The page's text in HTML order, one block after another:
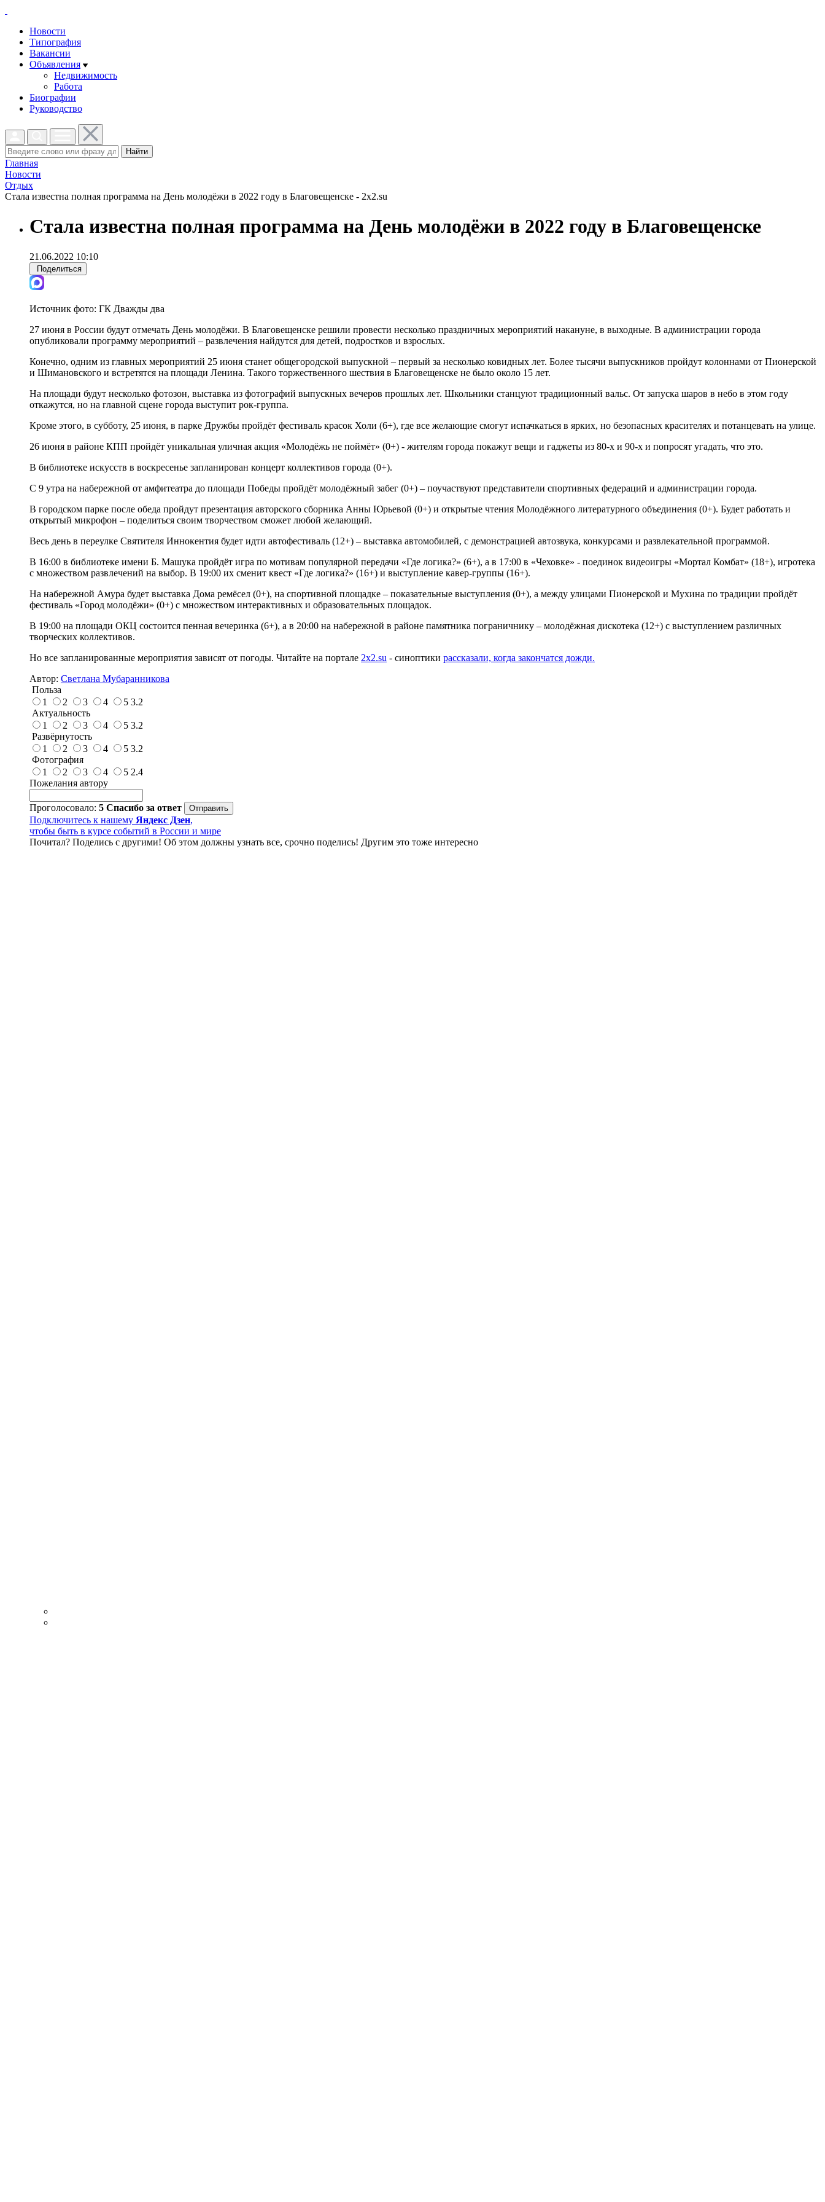
Новости
Типография
Вакансии
Объявления
Недвижимость
Работа
Биографии
Руководство
Найти
Главная
Новости
Отдых
Стала известна полная программа на День молодёжи в 2022 году в Благовещенске - 2x2.su
Стала известна полная программа на День молодёжи в 2022 году в Благовещенске
21.06.2022 10:10
Поделиться
Источник фото: ГК Дважды два
27 июня в России будут отмечать День молодёжи. В Благовещенске решили провести несколько праздничных мероприятий накануне, в выходные. В администрации города
опубликовали программу мероприятий – развлечения найдутся для детей, подростков и взрослых.
Конечно, одним из главных мероприятий 25 июня станет общегородской выпускной – первый за несколько ковидных лет. Более тысячи выпускников пройдут колоннами от Пионерской
и Шимановского и встретятся на площади Ленина. Такого торжественного шествия в Благовещенске не было около 15 лет.
На площади будут несколько фотозон, выставка из фотографий выпускных вечеров прошлых лет. Школьники станцуют традиционный вальс. От запуска шаров в небо в этом году
откажутся, но на главной сцене города выступит рок-группа.
Кроме этого, в субботу, 25 июня, в парке Дружбы пройдёт фестиваль красок Холи (6+), где все желающие смогут испачкаться в ярких, но безопасных красителях и потанцевать на улице.
26 июня в районе КПП пройдёт уникальная уличная акция «Молодёжь не поймёт» (0+) - жителям города покажут вещи и гаджеты из 80-х и 90-х и попросят угадать, что это.
В библиотеке искусств в воскресенье запланирован концерт коллективов города (0+).
С 9 утра на набережной от амфитеатра до площади Победы пройдёт молодёжный забег (0+) – поучаствуют представители спортивных федераций и администрации города.
В городском парке после обеда пройдут презентация авторского сборника Анны Юрьевой (0+) и открытые чтения Молодёжного литературного объединения (0+). Будет работать и
открытый микрофон – поделиться своим творчеством сможет любой желающий.
Весь день в переулке Святителя Иннокентия будет идти автофестиваль (12+) – выставка автомобилей, с демонстрацией автозвука, конкурсами и развлекательной программой.
В 16:00 в библиотеке имени Б. Машука пройдёт игра по мотивам популярной передачи «Где логика?» (6+), а в 17:00 в «Чеховке» - поединок видеоигры «Мортал Комбат» (18+), игротека
с множеством развлечений на выбор. В 19:00 их сменит квест «Где логика?» (16+) и выступление кавер-группы (16+).
На набережной Амура будет выставка Дома ремёсел (0+), на спортивной площадке – показательные выступления (0+), а между улицами Пионерской и Мухина по традиции пройдёт
фестиваль «Город молодёжи» (0+) с множеством интерактивных и образовательных площадок.
В 19:00 на площади ОКЦ состоится пенная вечеринка (6+), а в 20:00 на набережной в районе памятника пограничнику – молодёжная дискотека (12+) с выступлением различных
творческих коллективов.
Но все запланированные мероприятия зависят от погоды. Читайте на портале 2x2.su - синоптики рассказали, когда закончатся дожди.
Автор: Светлана Мубаранникова
Польза
1
2 3 4 5 3.2
Актуальность
1
2 3 4 5 3.2
Развёрнутость
1
2 3 4 5 3.2
Фотография
1
2 3 4 5 2.4
Пожелания автору
Проголосовало: 5 Спасибо за ответ
Подключитесь к нашему Яндекс Дзен,
чтобы быть в курсе событий в России и мире
Почитал? Поделись с другими! Об этом должны узнать все, срочно поделись! Другим это тоже интересно